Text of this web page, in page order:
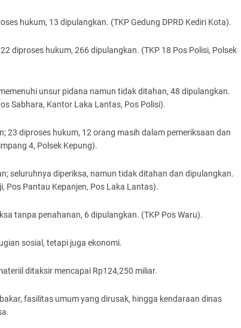
hukum, 13 dipulangkan. (TKP Gedung DPRD Kediri Kota).
diproses hukum, 266 dipulangkan. (TKP 18 Pos Polisi, Polsek
unsur pidana namun tidak ditahan, 48 dipulangkan.
Sabhara, Kantor Laka Lantas, Pos Polisi).
23 diproses hukum, 12 orang masih dalam pemeriksaan dan
4, Polsek Kepung).
seluruhnya diperiksa, namun tidak ditahan dan dipulangkan.
Pos Pantau Kepanjen, Pos Laka Lantas).
tanpa penahanan, 6 dipulangkan. (TKP Pos Waru).
sosial, tetapi juga ekonomi.
ditaksir mencapai Rp124,250 miliar.
fasilitas umum yang dirusak, hingga kendaraan dinas